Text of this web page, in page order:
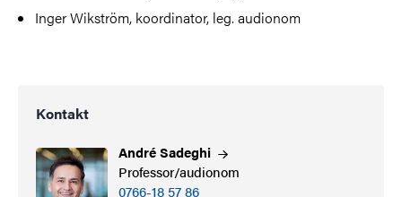
Inger Wikström, koordinator, leg. audionom
Kontakt
AndréSadeghi
Professor/audionom
0766-18 57 86